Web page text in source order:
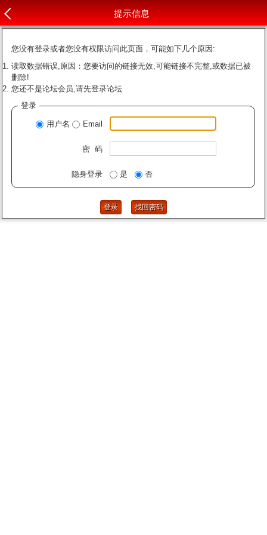
提示信息
您没有登录或者您没有权限访问此页面，可能如下几个原因:
读取数据错误,原因：您要访问的链接无效,可能链接不完整,或数据已被
删除!
您还不是论坛会员,请先登录论坛
登录
用户名 Email
密 码
隐身登录 是 否